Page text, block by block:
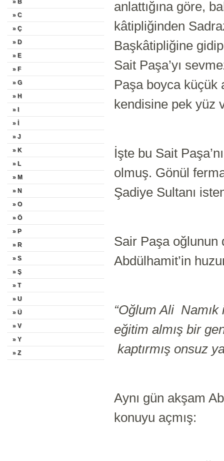
» B
» C
» Ç
» D
» E
» F
» G
» H
» I
» İ
» J
» K
» L
» M
» N
» O
» Ö
» P
» R
» S
» Ş
» T
» U
» Ü
» V
» Y
» Z
anlattığına göre,
kâtipliğinden
Başkâtipliğine
Sait Paşa’yı
Paşa boyca küçük
kendisine pek yüz
İşte bu Sait
olmuş. Gönül
Şadiye Sultanı
Sair Paşa oğlunun
Abdülhamit’in
“Oğlum Ali Namık
eğitim almış bir
kaptırmış onsuz
Aynı gün akşam
konuyu açmış: